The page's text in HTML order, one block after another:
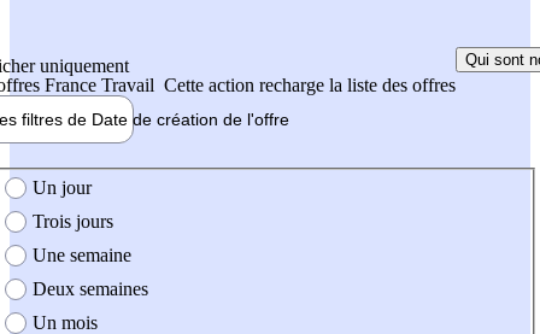
uniquement
France Travail Cette action recharge la liste des offres
Qui sont
filtres de Date de création de l'offre
création de l'offre
Un jour
Trois jours
Une semaine
Deux semaines
Un mois